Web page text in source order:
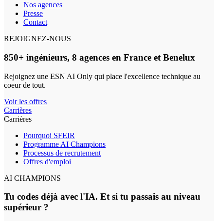
Nos agences
Presse
Contact
REJOIGNEZ-NOUS
850+ ingénieurs, 8 agences en France et Benelux
Rejoignez une ESN AI Only qui place l'excellence technique au
coeur de tout.
Voir les offres
Carrières
Carrières
Pourquoi SFEIR
Programme AI Champions
Processus de recrutement
Offres d'emploi
AI CHAMPIONS
Tu codes déjà avec l'IA. Et si tu passais au niveau
supérieur ?